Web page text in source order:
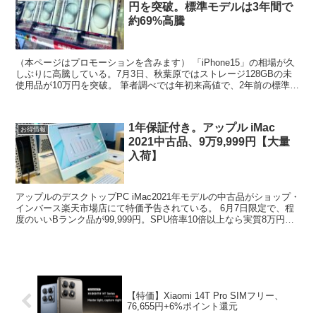
円を突破。標準モデルは3年間で
約69%高騰
（本ページはプロモーションを含みます） 「iPhone15」の相場が久
しぶりに高騰している。7月3日、秋葉原ではストレージ128GBの未
使用品が10万円を突破。 筆者調べでは年初来高値で、2年前の標準モ
お得情報
1年保証付き。アップル iMac
2021中古品、9万9,999円【大量
入荷】
アップルのデスクトップPC iMac2021年モデルの中古品がショップ・
インバース楽天市場店にて特価予告されている。 6月7日限定で、程
度のいいBランク品が99,999円。SPU倍率10倍以上なら実質8万円台
【特価】Xiaomi 14T Pro SIMフリー、
76,655円+6%ポイント還元